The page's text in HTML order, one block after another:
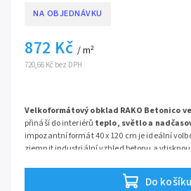
NA OBJEDNÁVKU
720,66 Kč bez DPH
872 Kč / m²
Do košíku
Velkoformátový obklad RAKO Betonico
přináší do interiérů teplo, světlo a
impozantní formát 40 x 120 cm je ideální
zjemnit industriální vzhled betonu a
opticky zvětšuje prostor a vytváří harmonické
Betonico